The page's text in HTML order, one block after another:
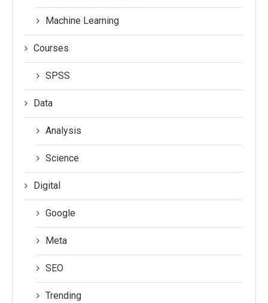
Machine Learning
Courses
SPSS
Data
Analysis
Science
Digital
Google
Meta
SEO
Trending